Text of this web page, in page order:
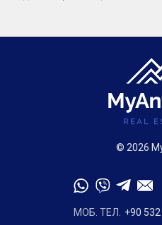
© 2026
МОБ. ТЕЛ. +90